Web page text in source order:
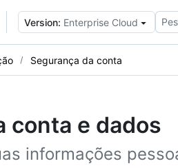
Version: Enterprise Cloud
Segurança da conta
conta e dados
informações